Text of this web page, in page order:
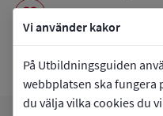
Vi använder kakor
På Utbildningsguiden
webbplatsen ska fungera
du välja vilka cookies du
favorite